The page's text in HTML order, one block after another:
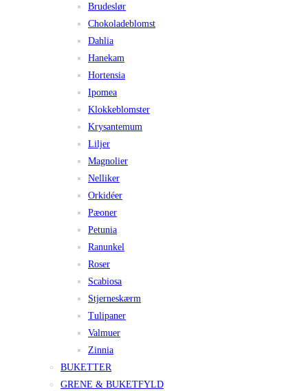
Brudeslør
Chokoladeblomst
Dahlia
Hanekam
Hortensia
Ipomea
Klokkeblomster
Krysantemum
Liljer
Magnolier
Nelliker
Orkidéer
Pæoner
Petunia
Ranunkel
Roser
Scabiosa
Stjerneskærm
Tulipaner
Valmuer
Zinnia
BUKETTER
GRENE & BUKETFYLD